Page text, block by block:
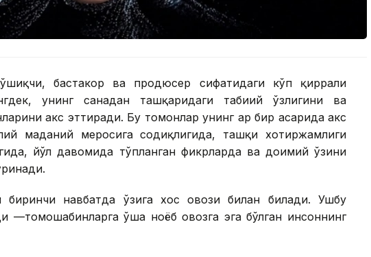
бастакор ва продюсер сифатидаги кўп қиррали
унинг саҳнадан ташқаридаги табиий ўзлигини ва
акс эттиради. Бу томонлар унинг ҳар бир асарида акс
маданий меросига содиқлигида, ташқи хотиржамлиги
йўл давомида тўпланган фикрларда ва доимий ўзини
биринчи навбатда ўзига хос овози билан билади. Ушбу
—томошабинларга ўша ноёб овозга эга бўлган инсоннинг